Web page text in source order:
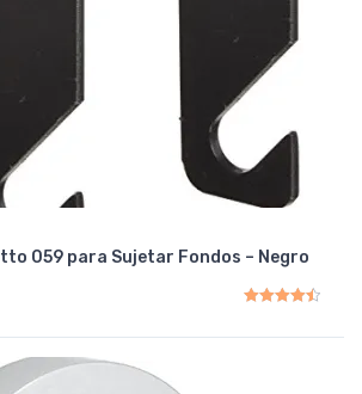
059 para Sujetar Fondos – Negro